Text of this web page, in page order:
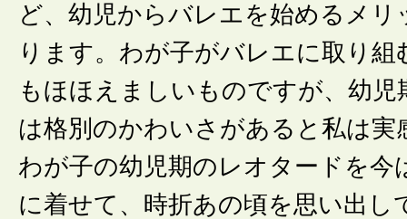
ど、幼児からバレエを始めるメリ
ります。わが子がバレエに取り組
もほほえましいものですが、幼児
は格別のかわいさがあると私は実
わが子の幼児期のレオタードを今
に着せて、時折あの頃を思い出し